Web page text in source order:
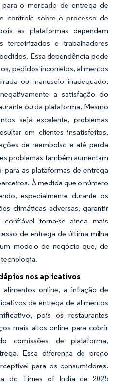
o mercado de entrega de
controle sobre o processo de
as plataformas dependem
terceirizados e trabalhadores
Essa dependência pode
pedidos incorretos, alimentos
ou manuseio inadequado,
a satisfação do
ou da plataforma. Mesmo
seja excelente, problemas
em clientes insatisfeitos,
de reembolso e até perda
problemas também aumentam
as plataformas de entrega
À medida que o número
especialmente durante os
climáticas adversas, garantir
torna-se ainda mais
de entrega de última milha
modelo de negócio que, de
nos aplicativos
online, a inflação de
de entrega de alimentos
pois os restaurantes
mais altos online para cobrir
comissões de plataforma,
Essa diferença de preço
para os consumidores.
do Times of India de 2025